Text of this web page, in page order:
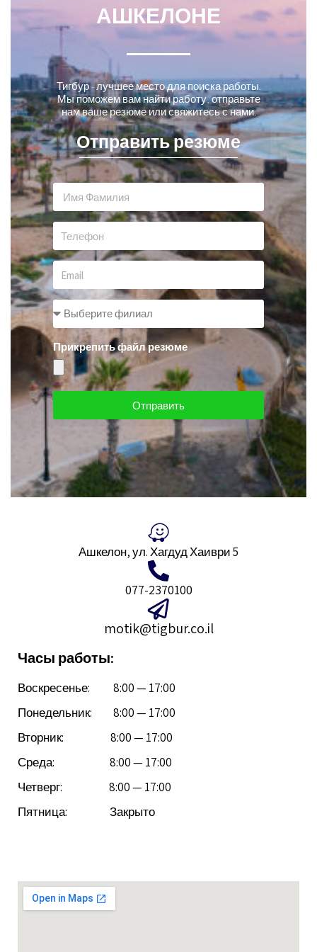
АШКЕЛОНЕ
Тигбур - лучшее место для поиска работы.
Мы поможем вам найти работу, отправьте
нам ваше резюме или свяжитесь с нами.
Отправить резюме
Прикрепить файл резюме
Отправить
Ашкелон, ул. Хагдуд Хаиври 5
077-2370100
motik@tigbur.co.il
Часы работы:
Воскресенье: 8:00 — 17:00
Понедельник: 8:00 — 17:00
Вторник: 8:00 — 17:00
Среда: 8:00 — 17:00
Четверг: 8:00 — 17:00
Пятница: Закрыто